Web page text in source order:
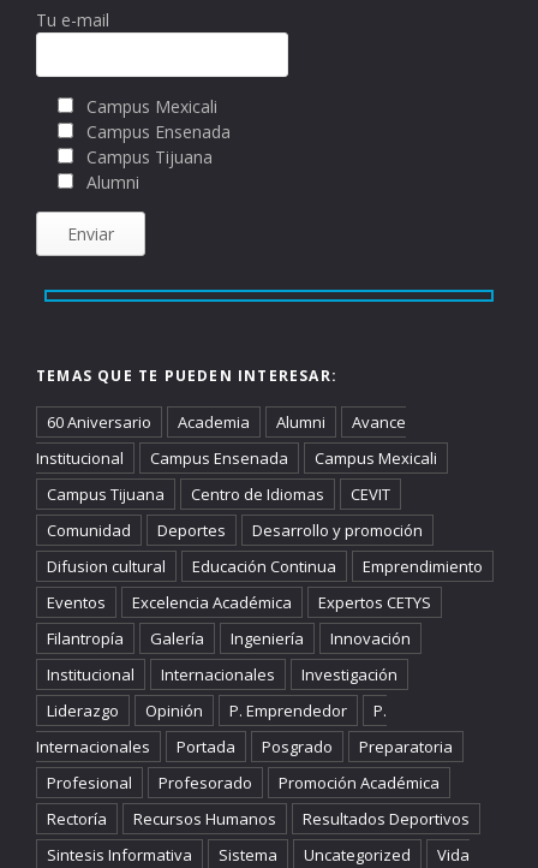
Tu e-mail
Campus Mexicali
Campus Ensenada
Campus Tijuana
Alumni
TEMAS QUE TE PUEDEN INTERESAR:
60 Aniversario Academia Alumni
Avance
Institucional
Campus Ensenada
Campus Mexicali
Campus Tijuana
Centro de Idiomas
CEVIT
Comunidad
Deportes
Desarrollo y promoción
Difusion cultural
Educación Continua
Emprendimiento
Eventos
Excelencia Académica
Expertos CETYS
Filantropía
Galería Ingeniería
Innovación
Institucional
Internacionales
Investigación
Liderazgo
Opinión P. Emprendedor
P.
Internacionales
Portada Posgrado
Preparatoria
Profesional
Profesorado
Promoción Académica
Rectoría
Recursos Humanos
Resultados Deportivos
Sintesis Informativa
Sistema Uncategorized Vida